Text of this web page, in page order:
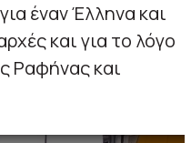
έναν Έλληνα και
και για το λόγο
Ραφήνας και